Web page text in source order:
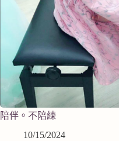
陪伴。不陪練
10/15/2024